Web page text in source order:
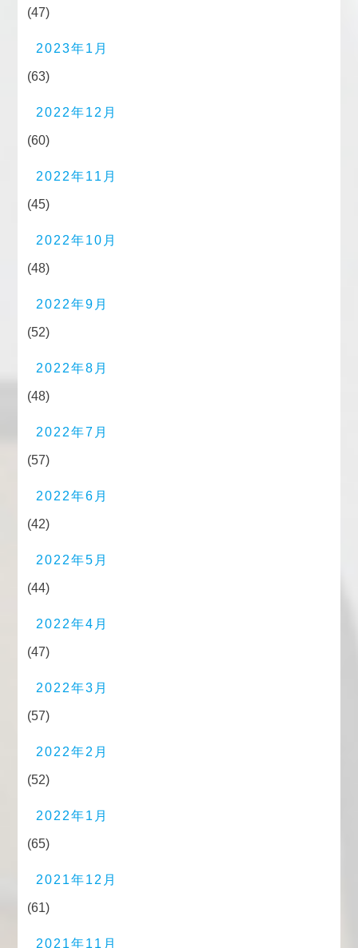
(47)
2023年1月
(63)
2022年12月
(60)
2022年11月
(45)
2022年10月
(48)
2022年9月
(52)
2022年8月
(48)
2022年7月
(57)
2022年6月
(42)
2022年5月
(44)
2022年4月
(47)
2022年3月
(57)
2022年2月
(52)
2022年1月
(65)
2021年12月
(61)
2021年11月